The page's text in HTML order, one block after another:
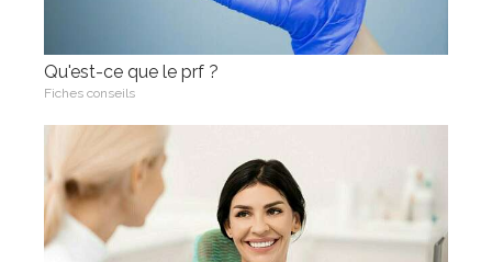
Qu'est-ce que le prf ?
Fiches conseils